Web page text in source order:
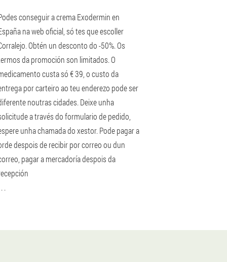
conseguir a crema Exodermin en
na web oficial, só tes que escoller
Obtén un desconto do -50%. Os
da promoción son limitados. O
custa só € 39, o custo da
por carteiro ao teu enderezo pode ser
noutras cidades. Deixe unha
a través do formulario de pedido,
unha chamada do xestor. Pode pagar a
despois de recibir por correo ou dun
pagar a mercadoría despois da
.